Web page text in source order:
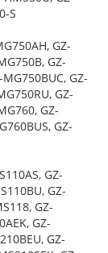
S
GZ-
GZ-
GZ-
GZ-
GZ-
GZ-
GZ-
GZ-
GZ-
GZ-
GZ-